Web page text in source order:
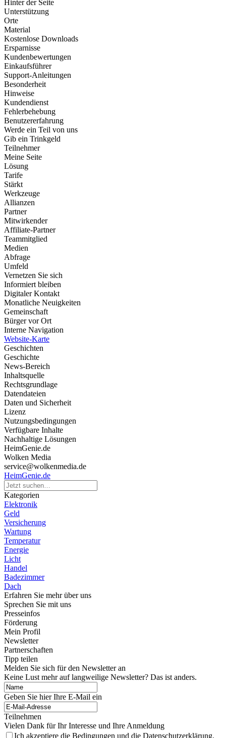
Hinter der Seite
Unterstützung
Orte
Material
Kostenlose Downloads
Ersparnisse
Kundenbewertungen
Einkaufsführer
Support-Anleitungen
Besonderheit
Hinweise
Kundendienst
Fehlerbehebung
Benutzererfahrung
Werde ein Teil von uns
Gib ein Trinkgeld
Teilnehmer
Meine Seite
Lösung
Tarife
Stärkt
Werkzeuge
Allianzen
Partner
Mitwirkender
Affiliate-Partner
Teammitglied
Medien
Abfrage
Umfeld
Vernetzen Sie sich
Informiert bleiben
Digitaler Kontakt
Monatliche Neuigkeiten
Gemeinschaft
Bürger vor Ort
Interne Navigation
Website-Karte
Geschichten
Geschichte
News-Bereich
Inhaltsquelle
Rechtsgrundlage
Datendateien
Daten und Sicherheit
Lizenz
Nutzungsbedingungen
Verfügbare Inhalte
Nachhaltige Lösungen
HeimGenie.de
Wolken Media
service@wolkenmedia.de
HeimGenie.de
Kategorien
Elektronik
Geld
Versicherung
Wartung
Temperatur
Energie
Licht
Handel
Badezimmer
Dach
Erfahren Sie mehr über uns
Sprechen Sie mit uns
Presseinfos
Förderung
Mein Profil
Newsletter
Partnerschaften
Tipp teilen
Melden Sie sich für den Newsletter an
Keine Lust mehr auf langweilige Newsletter? Das ist anders.
Geben Sie hier Ihre E-Mail ein
Teilnehmen
Vielen Dank für Ihr Interesse und Ihre Anmeldung
Ich akzeptiere die Bedingungen und die Datenschutzerklärung.